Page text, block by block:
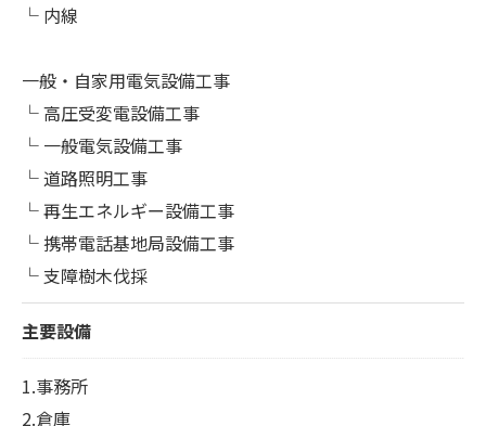
└ 内線
一般・自家用電気設備工事
└ 高圧受変電設備工事
└ 一般電気設備工事
└ 道路照明工事
└ 再生エネルギー設備工事
└ 携帯電話基地局設備工事
└ 支障樹木伐採
主要設備
1.事務所
2.倉庫